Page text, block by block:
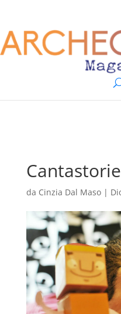
da Cinzia Dal Maso|